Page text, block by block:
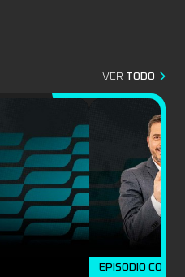
VER TODO
EPISODIO